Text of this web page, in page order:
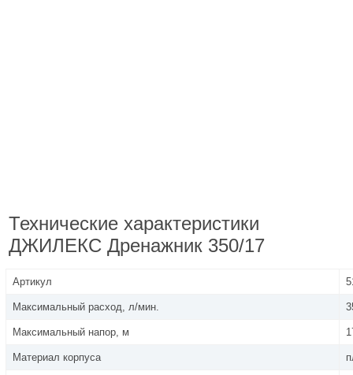
Технические характеристики
ДЖИЛЕКС Дренажник 350/17
Артикул
Максимальный расход, л/мин.
Максимальный напор, м
Материал корпуса